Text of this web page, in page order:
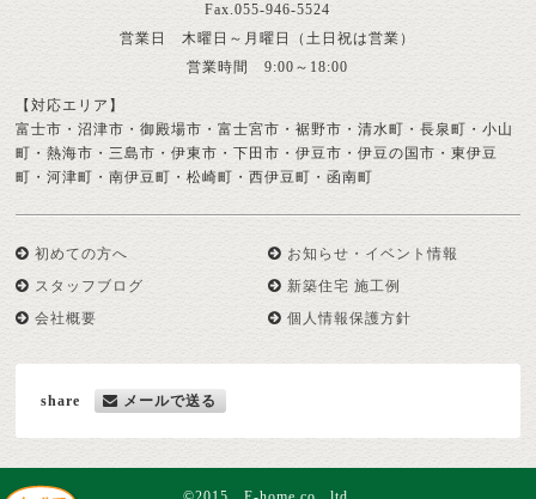
Fax.055-946-5524
営業日 木曜日～月曜日（土日祝は営業）
営業時間 9:00～18:00
【対応エリア】
富士市・沼津市・御殿場市・富士宮市・裾野市・清水町・長泉町・小山
町・熱海市・三島市・伊東市・下田市・伊豆市・伊豆の国市・東伊豆
町・河津町・南伊豆町・松崎町・西伊豆町・函南町
初めての方へ
お知らせ・イベント情報
スタッフブログ
新築住宅 施工例
会社概要
個人情報保護方針
share メールで送る